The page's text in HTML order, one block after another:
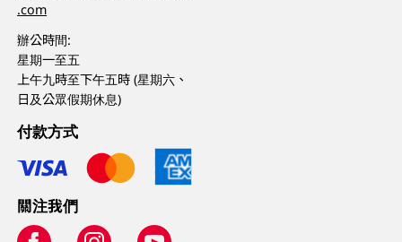
.com
辦公時間:
星期一至五
上午九時至下午五時 (星期六、
日及公眾假期休息)
付款方式
關注我們